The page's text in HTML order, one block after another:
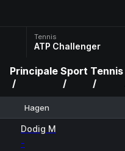
Tennis
ATP Challenger
Principale Sport Tennis
Hagen
Dodig M
-